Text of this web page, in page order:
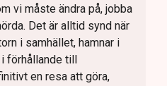
vi måste ändra på, jobba
Det är alltid synd när
i samhället, hamnar i
förhållande till
en resa att göra,